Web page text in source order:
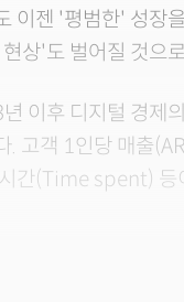
이젠 '평범한' 성장
상'도 벌어질 것으
이후 디지털 경제
. 고객 1인당 매출
간(Time spent) 등